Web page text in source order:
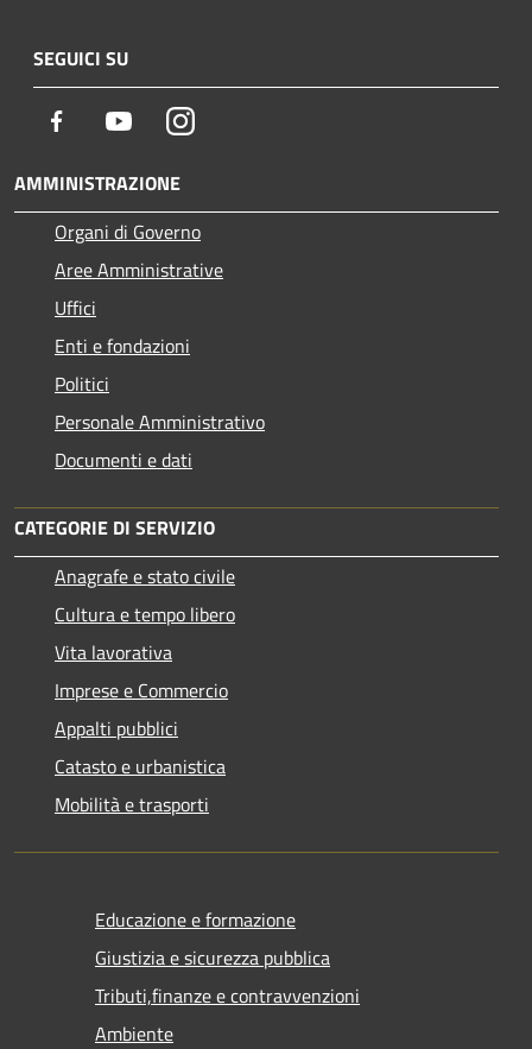
SEGUICI SU
Facebook YoutubeInstagram
AMMINISTRAZIONE
Organi di Governo
Aree Amministrative
Uffici
Enti e fondazioni
Politici
Personale Amministrativo
Documenti e dati
CATEGORIE DI SERVIZIO
Anagrafe e stato civile
Cultura e tempo libero
Vita lavorativa
Imprese e Commercio
Appalti pubblici
Catasto e urbanistica
Mobilità e trasporti
Educazione e formazione
Giustizia e sicurezza pubblica
Tributi,finanze e contravvenzioni
Ambiente